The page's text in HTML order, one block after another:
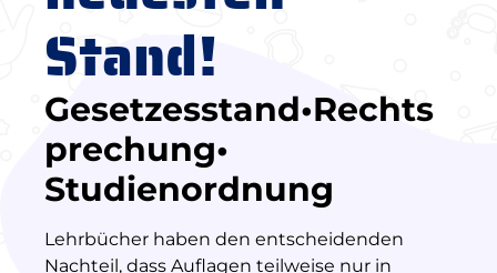
Stand!
Gesetzesstand•Rechts
prechung•
Studienordnung
Lehrbücher haben den entscheidenden
Nachteil, dass Auflagen teilweise nur in